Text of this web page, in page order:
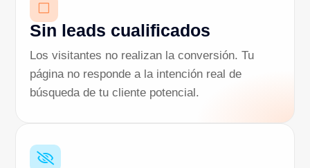
V
Sin leads cualificados
Los visitantes no realizan la conversión. Tu
página no responde a la intención real de
búsqueda de tu cliente potencial.
